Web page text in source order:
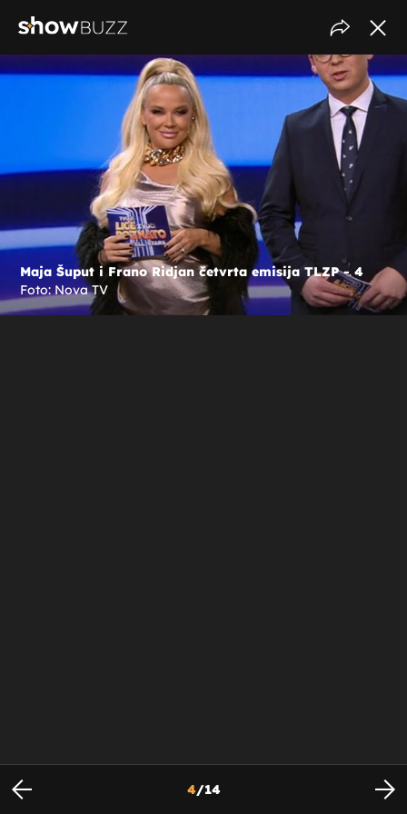
Maja Šuput i Frano Ridjan četvrta emisija TLZP - 4
Foto: Nova TV
4/14